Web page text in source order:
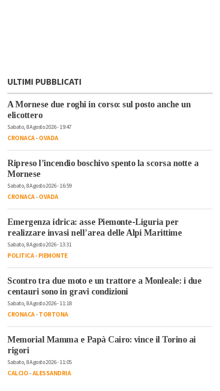
ULTIMI PUBBLICATI
A Mornese due roghi in corso: sul posto anche un
elicottero
Sabato, 8 Agosto 2026 - 19:47
CRONACA-OVADA
Ripreso l’incendio boschivo spento la scorsa notte a
Mornese
Sabato, 8 Agosto 2026 - 16:59
CRONACA-OVADA
Emergenza idrica: asse Piemonte-Liguria per
realizzare invasi nell’area delle Alpi Marittime
Sabato, 8 Agosto 2026 - 13:31
POLITICA-PIEMONTE
Scontro tra due moto e un trattore a Monleale: i due
centauri sono in gravi condizioni
Sabato, 8 Agosto 2026 - 11:18
CRONACA-TORTONA
Memorial Mamma e Papà Cairo: vince il Torino ai
rigori
Sabato, 8 Agosto 2026 - 11:05
CALCIO-ALESSANDRIA